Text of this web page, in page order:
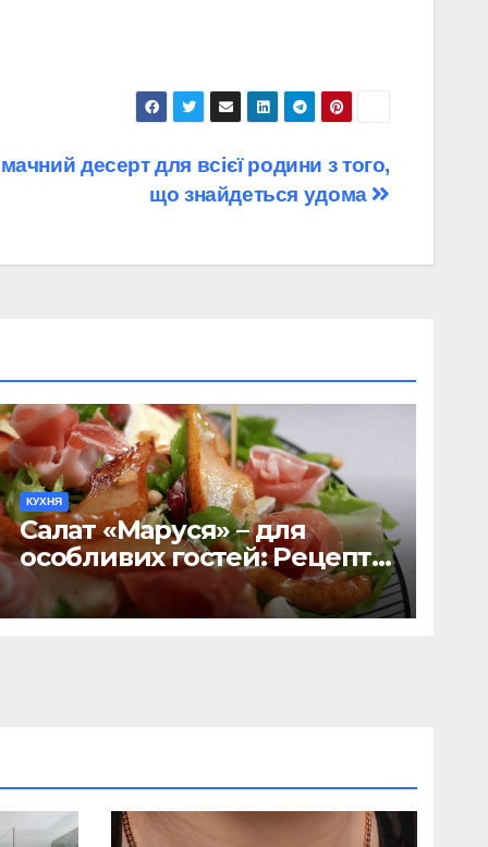
десерт для всієї родини з того,
що знайдеться удома
КУХНЯ
Салат «Маруся» – для
особливих гостей: Рецепт-
хіт 2026